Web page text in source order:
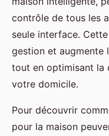
contrôle de tous les
seule interface.
gestion et augmente
tout en optimisant la
votre domicile.
Pour découvrir
pour la maison